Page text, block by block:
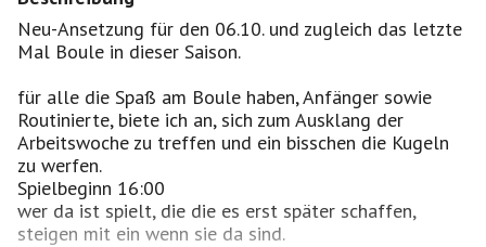
Neu-Ansetzung für den 06.10. und zugleich das letzte
Mal Boule in dieser Saison.
für alle die Spaß am Boule haben, Anfänger sowie
Routinierte, biete ich an, sich zum Ausklang der
Arbeitswoche zu treffen und ein bisschen die Kugeln
zu werfen.
Spielbeginn 16:00
wer da ist spielt, die die es erst später schaffen,
steigen mit ein wenn sie da sind.